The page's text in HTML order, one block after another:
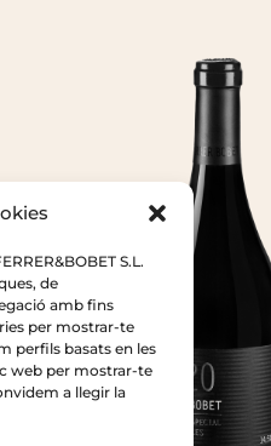
S.L.
de
amb fins
per mostrar-te
perfils basats en les
web per mostrar-te
a llegir la